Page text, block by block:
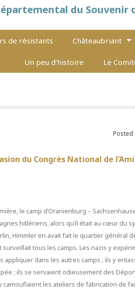
du Souvenir
de résistants Châteaubriant
Un peu d’histoire Le
Posted
du Congrès National de
le camp d’Oranienburg –
hitlériens, alors qu’il était au cœur du
Himmler en avait fait le quartier général
tous les camps. Les nazis y
appliquer dans les autres camps ; ils y
; ils se servaient odieusement des
les ateliers de fabrication de